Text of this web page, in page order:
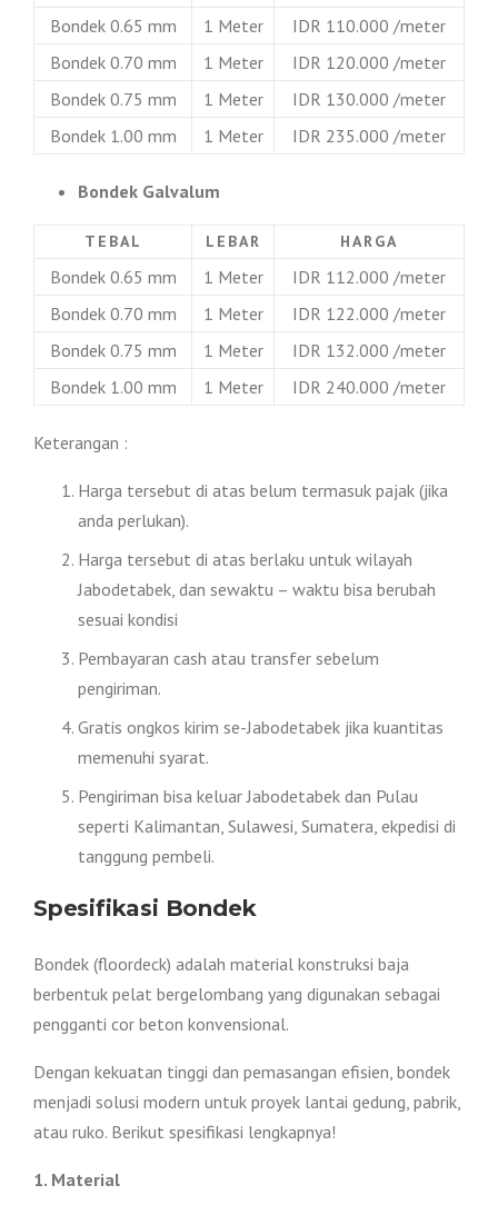
Bondek 0.65 mm 1 Meter
IDR 110.000 /meter
Bondek 0.70 mm
1 Meter
IDR 120.000 /meter
Bondek 0.75 mm
1 Meter
IDR 130.000 /meter
Bondek 1.00 mm
1 Meter IDR 235.000 /meter
Bondek Galvalum
TEBAL LEBAR HARGA
Bondek 0.65 mm 1 Meter
IDR 112.000 /meter
Bondek 0.70 mm
1 Meter
IDR 122.000 /meter
Bondek 0.75 mm
1 Meter
IDR 132.000 /meter
Bondek 1.00 mm
1 Meter IDR 240.000 /meter
Keterangan :
Harga tersebut di atas belum termasuk pajak (jika
anda perlukan).
Harga tersebut di atas berlaku untuk wilayah
Jabodetabek, dan sewaktu – waktu bisa berubah
sesuai kondisi
Pembayaran cash atau transfer sebelum
pengiriman.
Gratis ongkos kirim se-Jabodetabek jika kuantitas
memenuhi syarat.
Pengiriman bisa keluar Jabodetabek dan Pulau
seperti Kalimantan, Sulawesi, Sumatera, ekpedisi di
tanggung pembeli.
Spesifikasi Bondek
Bondek (floordeck) adalah material konstruksi baja
berbentuk pelat bergelombang yang digunakan sebagai
pengganti cor beton konvensional.
Dengan kekuatan tinggi dan pemasangan efisien, bondek
menjadi solusi modern untuk proyek lantai gedung, pabrik,
atau ruko. Berikut spesifikasi lengkapnya!
1. Material